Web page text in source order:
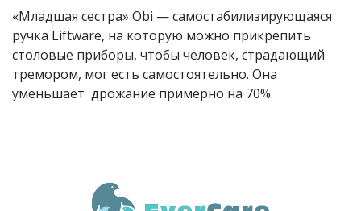
«Младшая сестра» Obi — самостабилизирующаяся
ручка Liftware, на которую можно прикрепить
столовые приборы, чтобы человек, страдающий
тремором, мог есть самостоятельно. Она
уменьшает дрожание примерно на 70%.